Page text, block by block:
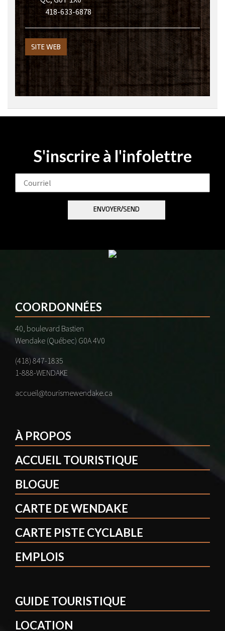
418-633-6878
SITE WEB
S'inscrire à l'infolettre
COORDONNÉES
40, boulevard Bastien
Wendake (Québec) G0A 4V0
(418) 847-1835
1-888-WENDAKE
accueil@tourismewendake.ca
À PROPOS
ACCUEIL TOURISTIQUE
BLOGUE
CARTE DE WENDAKE
CARTE PISTE CYCLABLE
EMPLOIS
GUIDE TOURISTIQUE
LOCATION
Si vous refusez
ces cookies,
fonctionnalités
disparaîtront
du site Web.
Marketing
En partageant
votre intérêt et
votre
visitez notre
site, vous
chances de
voir du